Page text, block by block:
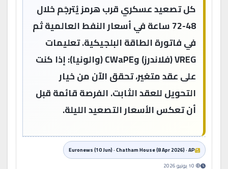
كل تصعيد عسكري قرب هرمز يُترجَم خلال
48-72 ساعة في أسعار النفط العالمية ثم
في فاتورة الطاقة البلجيكية. تعليمات
VREG (فلاندرز) وCWaPE (والونيا): إذا كنت
على عقد متغير، تحقق الآن من خيار
التحويل للعقد الثابت. الفرصة قائمة قبل
أن تعكس الأسعار التصعيد الليلة.
Euronews (10 Jun) · Chatham House (8 Apr 2026) · AP